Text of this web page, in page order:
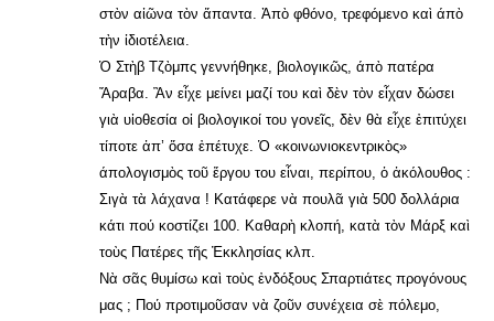
στὸν αἰῶνα τὸν ἅπαντα. Ἀπὸ φθόνο, τρεφόμενο καὶ άπὸ
τὴν ἰδιοτέλεια.
Ὁ Στὴβ Τζὸμπς γεννήθηκε, βιολογικῶς, άπὸ πατέρα
Ἄραβα. Ἂν εἶχε μείνει μαζί του καὶ δὲν τὸν εἶχαν δώσει
γιὰ υἱοθεσία οἱ βιολογικοί του γονεῖς, δὲν θὰ εἶχε ἐπιτύχει
τίποτε ἀπ’ ὅσα ἐπέτυχε. Ὁ «κοινωνιοκεντρικὸς»
άπολογισμὸς τοῦ ἔργου του εἶναι, περίπου, ὁ ἀκόλουθος :
Σιγὰ τὰ λάχανα ! Κατάφερε νὰ πουλᾶ γιὰ 500 δολλάρια
κάτι πού κοστίζει 100. Καθαρὴ κλοπή, κατὰ τὸν Μάρξ καὶ
τοὺς Πατέρες τῆς Ἐκκλησίας κλπ.
Νὰ σᾶς θυμίσω καὶ τοὺς ἐνδόξους Σπαρτιάτες προγόνους
μας ; Πού προτιμοῦσαν νὰ ζοῦν συνέχεια σὲ πόλεμο,